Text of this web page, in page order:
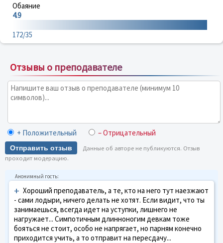
Обаяние
4.9
172/35
Отзывы о преподавателе
+ Положительный – Отрицательный
Отправить отзыв
Данные об авторе не публикуются. Отзыв
проходит модерацию.
+ Хороший преподаватель, а те, кто на него тут наезжают
- сами лодыри, ничего делать не хотят. Если видит, что ты
занимаешься, всегда идет на уступки, лишнего не
нагружает... Симпотичным длинноногим девкам тоже
бояться не стоит, особо не напрягает, но парням конечно
приходится учить, а то отправит на пересдачу...